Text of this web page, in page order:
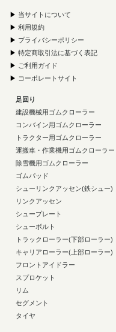
▶ 当サイトについて
▶ 利用規約
▶ プライバシーポリシー
▶ 特定商取引法に基づく表記
▶ ご利用ガイド
▶ コーポレートサイト
足回り
建設機械用ゴムクローラー
コンバイン用ゴムクローラー
トラクター用ゴムクローラー
運搬車・作業機用ゴムクローラー
除雪機用ゴムクローラー
ゴムパッド
シューリンクアッセン(鉄シュー)
リンクアッセン
シュープレート
シューボルト
トラックローラー(下部ローラー)
キャリアローラー(上部ローラー)
フロントアイドラー
スプロケット
リム
セグメント
タイヤ